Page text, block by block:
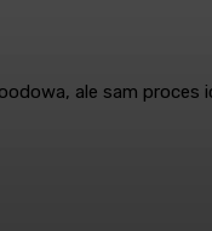
ale sam